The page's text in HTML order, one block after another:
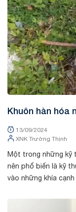
Khuôn hàn hóa
13/09/2024
XNK Trường Thịnh
Một trong những kỹ
nên phổ biến là kỹ
vào những khía